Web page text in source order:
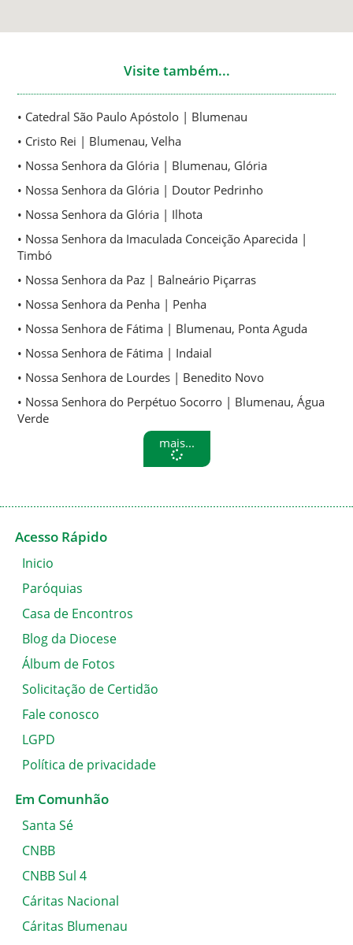
Visite também...
• Catedral São Paulo Apóstolo | Blumenau
• Cristo Rei | Blumenau, Velha
• Nossa Senhora da Glória | Blumenau, Glória
• Nossa Senhora da Glória | Doutor Pedrinho
• Nossa Senhora da Glória | Ilhota
• Nossa Senhora da Imaculada Conceição Aparecida |
Timbó
• Nossa Senhora da Paz | Balneário Piçarras
• Nossa Senhora da Penha | Penha
• Nossa Senhora de Fátima | Blumenau, Ponta Aguda
• Nossa Senhora de Fátima | Indaial
• Nossa Senhora de Lourdes | Benedito Novo
• Nossa Senhora do Perpétuo Socorro | Blumenau, Água
Verde
mais...
Acesso Rápido
Inicio
Paróquias
Casa de Encontros
Blog da Diocese
Álbum de Fotos
Solicitação de Certidão
Fale conosco
LGPD
Política de privacidade
Em Comunhão
Santa Sé
CNBB
CNBB Sul 4
Cáritas Nacional
Cáritas Blumenau